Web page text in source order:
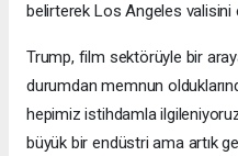
belirterek Los Angeles valisini
Trump, film sektörüyle bir
durumdan memnun
hepimiz istihdamla
büyük bir endüstri ama artık